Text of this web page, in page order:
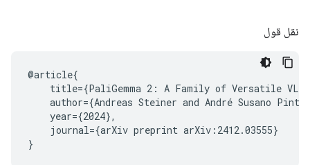
نقل قول
@article{
title={PaliGemma 2: A Family of Versatile
author={Andreas Steiner and André Susano
    year={2024},
    journal={arXiv preprint arXiv:2412.03555}